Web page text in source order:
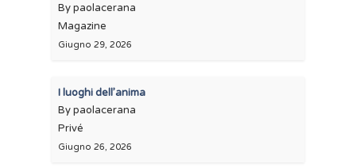
By paolacerana
Magazine
Giugno 29, 2026
I luoghi dell’anima
By paolacerana
Privé
Giugno 26, 2026